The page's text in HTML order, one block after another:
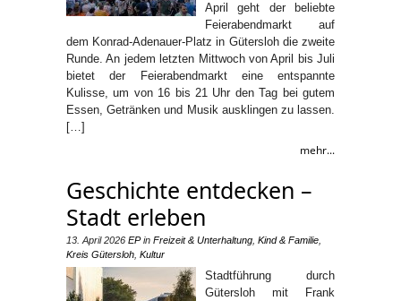
April geht der beliebte
Feierabendmarkt auf
dem Konrad-Adenauer-Platz in Gütersloh die zweite
Runde. An jedem letzten Mittwoch von April bis Juli
bietet der Feierabendmarkt eine entspannte
Kulisse, um von 16 bis 21 Uhr den Tag bei gutem
Essen, Getränken und Musik ausklingen zu lassen.
[…]
mehr...
Geschichte entdecken –
Stadt erleben
13. April 2026 EPin Freizeit & Unterhaltung Kind & Familie
Kreis Gütersloh Kultur
Stadtführung durch
Gütersloh mit Frank